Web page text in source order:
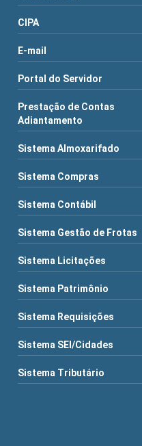
CIPA
E-mail
Portal do Servidor
Prestação de Contas
Adiantamento
Sistema Almoxarifado
Sistema Compras
Sistema Contábil
Sistema Gestão de Frotas
Sistema Licitações
Sistema Patrimônio
Sistema Requisições
Sistema SEI/Cidades
Sistema Tributário